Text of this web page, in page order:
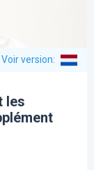
Voir version:
les